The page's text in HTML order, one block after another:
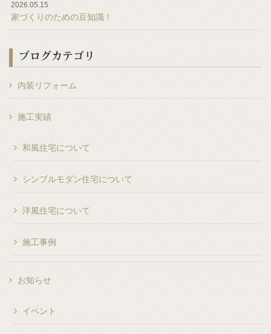
2026.05.15
家づくりのための豆知識！
ブログカテゴリ
内装リフォーム
施工実績
和風住宅について
シンプルモダン住宅について
洋風住宅について
施工事例
お知らせ
イベント